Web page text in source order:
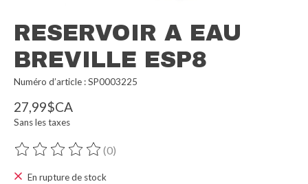
RESERVOIR A EAU
BREVILLE ESP8
Numéro d’article : SP0003225
27,99$CA
Sans les taxes
Ce produit est évalué à
(0)
En rupture de stock